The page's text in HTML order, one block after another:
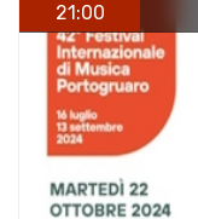
21:00